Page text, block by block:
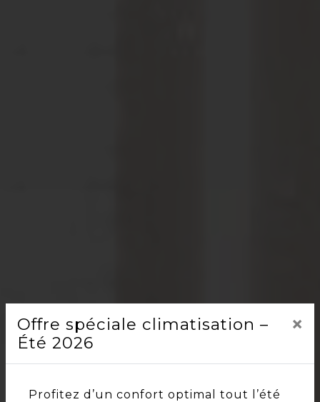
Offre spéciale climatisation –
Été 2026
×
Profitez d’un confort optimal tout l’été